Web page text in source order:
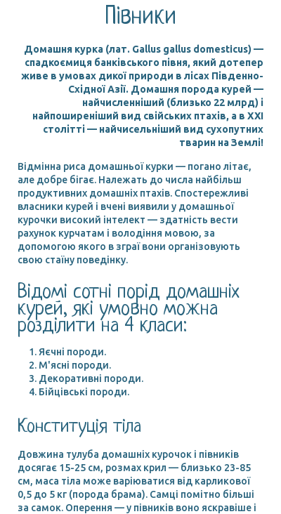
Півники
Домашня курка (лат. Gallus gallus domesticus) —
спадкоємиця банківського півня, який дотепер
живе в умовах дикої природи в лісах Південно-
Східної Азії. Домашня порода курей —
найчисленніший (близько 22 млрд) і
найпоширеніший вид свійських птахів, а в XXI
столітті — найчисельніший вид сухопутних
тварин на Землі!
Відмінна риса домашньої курки — погано літає,
але добре бігає. Належать до числа найбільш
продуктивних домашніх птахів. Спостережливі
власники курей і вчені виявили у домашньої
курочки високий інтелект — здатність вести
рахунок курчатам і володіння мовою, за
допомогою якого в зграї вони організовують
свою стаїну поведінку.
Відомі сотні порід домашніх
курей, які умовно можна
розділити на 4 класи:
Яєчні породи.
М'ясні породи.
Декоративні породи.
Бійцівські породи.
Конституція тіла
Довжина тулуба домашніх курочок і півників
досягає 15-25 см, розмах крил — близько 23-85
см, маса тіла може варіюватися від карликової
0,5 до 5 кг (порода брама). Самці помітно більші
за самок. Оперення — у півників воно яскравіше і